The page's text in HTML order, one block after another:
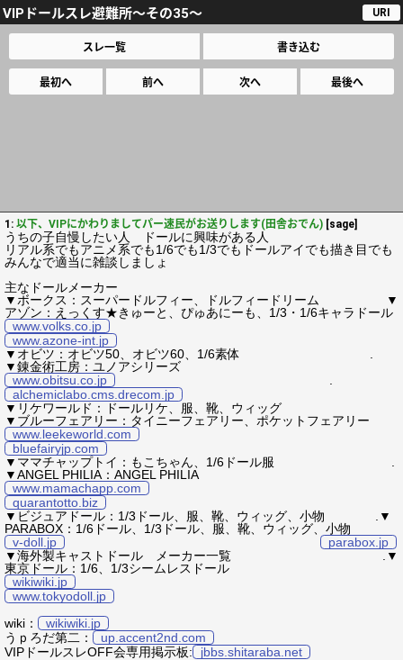
VIPドールスレ避難所～その35～ URI
スレ一覧 書き込む
最初へ 前へ 次へ 最後へ
1: 以下、VIPにかわりましてパー速民がお送りします(田舎おでん) [sage]
うちの子自慢したい人 ドールに興味がある人
リアル系でもアニメ系でも1/6でも1/3でもドールアイでも描き目でも
みんなで適当に雑談しましょ
主なドールメーカー
▼ボークス：スーパードルフィー、ドルフィードリーム ▼
アゾン：えっくす★きゅーと、ぴゅあにーも、1/3・1/6キャラドール
www.volks.co.jp
www.azone-int.jp
▼オビツ：オビツ50、オビツ60、1/6素体 .
▼錬金術工房：ユノアシリーズ
www.obitsu.co.jp
alchemiclabo.cms.drecom.jp
▼リケワールド：ドールリケ、服、靴、ウィッグ
▼ブルーフェアリー：タイニーフェアリー、ポケットフェアリー
www.leekeworld.com
bluefairyjp.com
▼ママチャップトイ：もこちゃん、1/6ドール服 .
▼ANGEL PHILIA：ANGEL PHILIA
www.mamachapp.com
quarantotto.biz
▼ビジュアドール：1/3ドール、服、靴、ウィッグ、小物 .▼
PARABOX：1/6ドール、1/3ドール、服、靴、ウィッグ、小物
v-doll.jp
parabox.jp
▼海外製キャストドール メーカー一覧 .▼
東京ドール：1/6、1/3シームレスドール
wikiwiki.jp
www.tokyodoll.jp
wiki：
wikiwiki.jp
うｐろだ第二：
up.accent2nd.com
VIPドールスレOFF会専用掲示板:
jbbs.shitaraba.net